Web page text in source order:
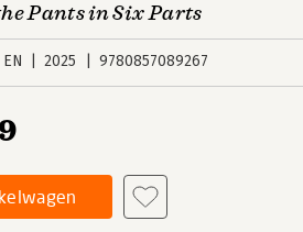
Pants in Six Parts
EN 2025 9780857089267